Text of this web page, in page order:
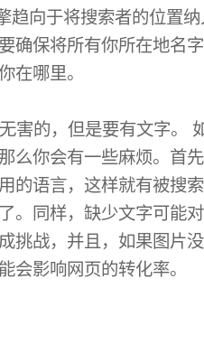
趋向于将搜索者的位置
确保将所有你所在地名
在哪里。
害的，但是要有文字。
么你会有一些麻烦。首
的语言，这样就有被搜
。同样，缺少文字可能
挑战，并且，如果图片
会影响网页的转化率。